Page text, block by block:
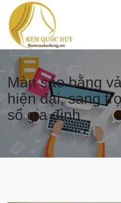
Màn sáo bằng
hiện đại, sang
sổ gia đình